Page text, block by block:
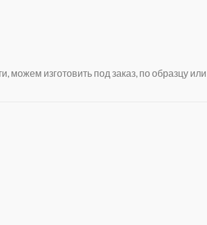
можем изготовить под заказ, по образцу